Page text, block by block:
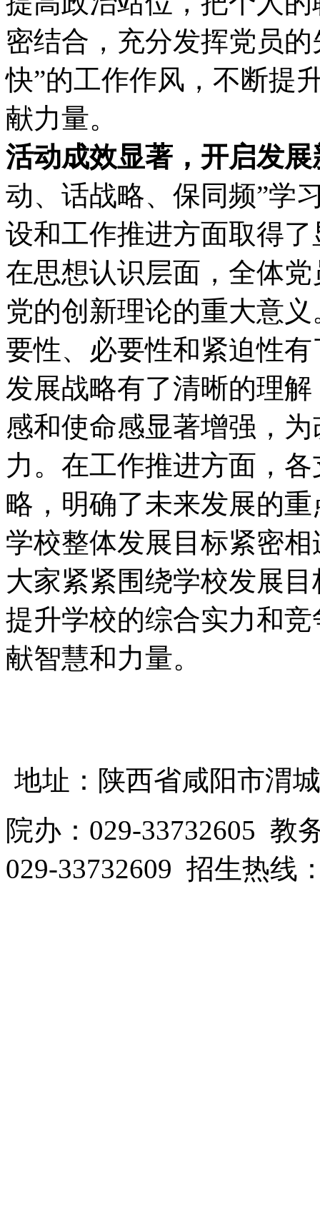
密结合，充分发挥党员
快”的工作作风，不断提
献力量。
活动成效显著，开启发展
动、话战略、保同频”学
设和工作推进方面取得
在思想认识层面，全体
党的创新理论的重大意
要性、必要性和紧迫性
发展战略有了清晰的理
感和使命感显著增强，
力。在工作推进方面，
略，明确了未来发展的
学校整体发展目标紧密
大家紧紧围绕学校发展
提升学校的综合实力和
献智慧和力量。
地址：陕西省咸阳市渭
院办：029-33732605 教
029-33732609 招生热线